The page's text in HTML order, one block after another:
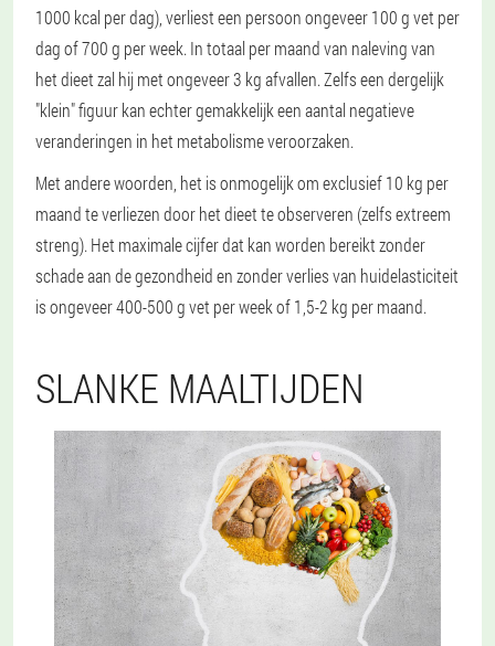
1000 kcal per dag), verliest een persoon ongeveer 100 g vet per
dag of 700 g per week. In totaal per maand van naleving van
het dieet zal hij met ongeveer 3 kg afvallen. Zelfs een dergelijk
"klein" figuur kan echter gemakkelijk een aantal negatieve
veranderingen in het metabolisme veroorzaken.
Met andere woorden, het is onmogelijk om exclusief 10 kg per
maand te verliezen door het dieet te observeren (zelfs extreem
streng). Het maximale cijfer dat kan worden bereikt zonder
schade aan de gezondheid en zonder verlies van huidelasticiteit
is ongeveer 400-500 g vet per week of 1,5-2 kg per maand.
SLANKE MAALTIJDEN